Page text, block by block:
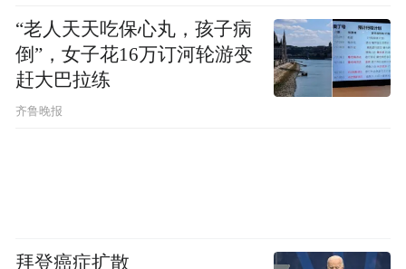
“老人天天吃保心丸，孩子病
倒”，女子花16万订河轮游变
赶大巴拉练
齐鲁晚报
拜登癌症扩散